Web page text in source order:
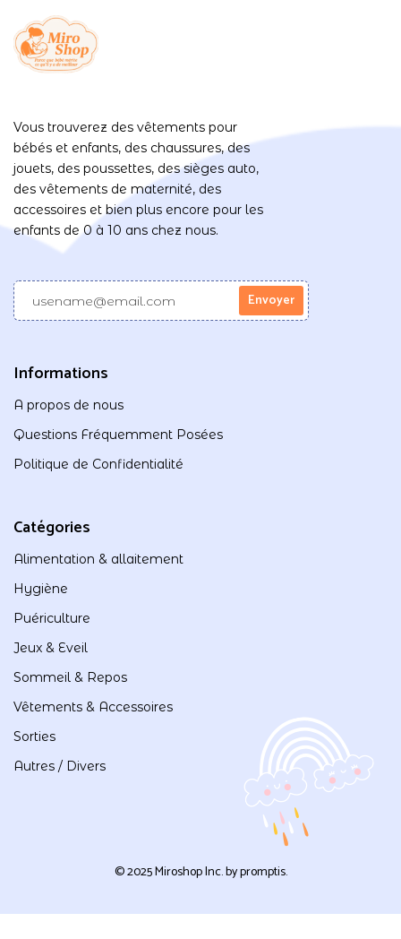
Vous trouverez des vêtements pour
bébés et enfants, des chaussures, des
jouets, des poussettes, des sièges auto,
des vêtements de maternité, des
accessoires et bien plus encore pour les
enfants de 0 à 10 ans chez nous.
Informations
A propos de nous
Questions Fréquemment Posées
Politique de Confidentialité
Catégories
Alimentation & allaitement
Hygiène
Puériculture
Jeux & Eveil
Sommeil & Repos
Vêtements & Accessoires
Sorties
Autres / Divers
© 2025 Miroshop Inc. bypromptis.